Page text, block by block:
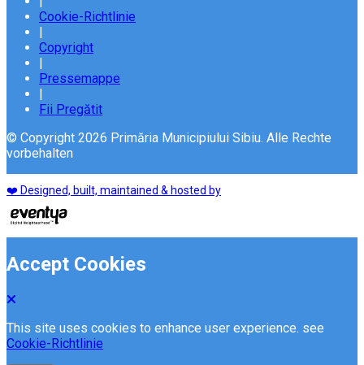
Cookie-Richtlinie
|
Copyright
|
Pressemappe
|
Fii Pregătit
© Copyright 2026 Primăria Municipiului Sibiu. Alle Rechte
vorbehalten
❤️ Designed, built, maintained & hosted by
Accept Cookies
This site uses cookies to enhance user experience. see
Cookie-Richtlinie